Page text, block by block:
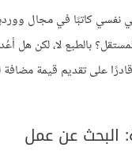
نفسي كاتبًا في مجال
بالطبع لا، لكن هل
على تقديم قيمة مضافة
البحث عن عمل